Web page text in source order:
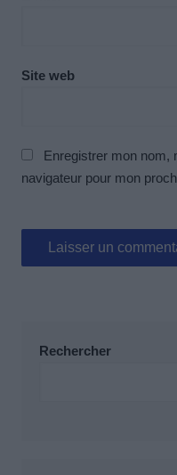
Site web
Enregistrer mon nom,
navigateur pour mon
Rechercher